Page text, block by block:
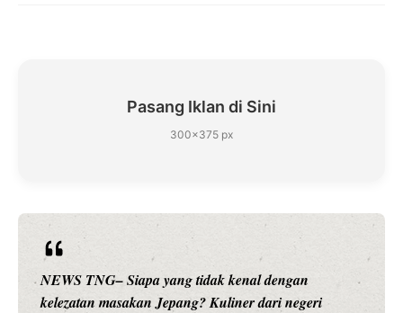
Pasang Iklan di Sini
300×375 px
NEWS TNG– Siapa sangka, dua nama besar di dunia
hiburan, Nunung Srimulat dan Vicky Prasetyo, kini